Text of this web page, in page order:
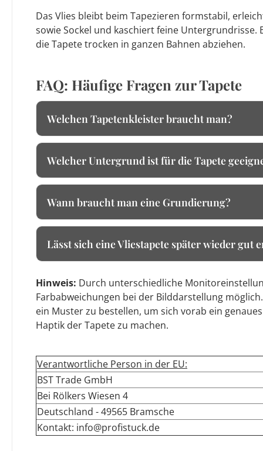
Das Vlies bleibt beim Tapezieren formstabil,
sowie Sockel und kaschiert feine Untergrundrisse.
die Tapete trocken in ganzen Bahnen abziehen.
FAQ: Häufige Fragen zur Tapete
Welchen Tapetenkleister braucht man?
Welcher Untergrund ist für die Tapete
Wann braucht man eine Grundierung?
Lässt sich eine Vliestapete später wieder gut
Hinweis: Durch unterschiedliche
Farbabweichungen bei der Bilddarstellung
ein Muster zu bestellen, um sich vorab ein
Haptik der Tapete zu machen.
Verantwortliche Person in der EU:
BST Trade GmbH
Bei Rölkers Wiesen 4
Deutschland - 49565 Bramsche
Kontakt: info@profistuck.de